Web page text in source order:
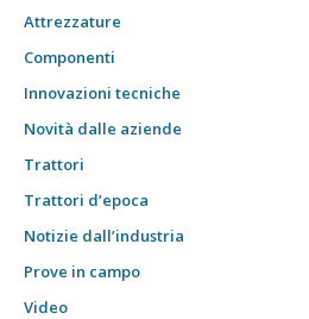
Attrezzature
Componenti
Innovazioni tecniche
Novità dalle aziende
Trattori
Trattori d’epoca
Notizie dall’industria
Prove in campo
Video